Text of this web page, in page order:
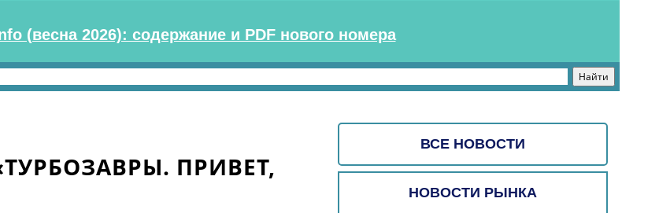
(весна 2026): содержание и PDF нового номера
ВСЕ НОВОСТИ
НОВОСТИ РЫНКА
ПРИВЕТ,